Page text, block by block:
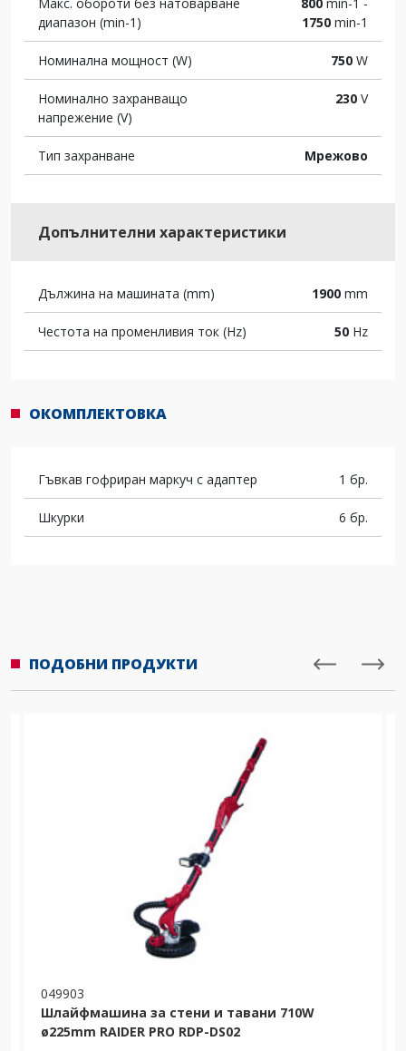
диапазон (min-1)
1750 min-1
Номинална мощност (W) 750 W
Номинално захранващо
напрежение (V)
230 V
Тип захранване Мрежово
Допълнителни характеристики
Дължина на машината (mm) 1900 mm
Честота на променливия ток (Hz) 50 Hz
ОКОМПЛЕКТОВКА
Гъвкав гофриран маркуч с адаптер 1 бр.
Шкурки 6 бр.
ПОДОБНИ ПРОДУКТИ
049903
Шлайфмашина за стени и тавани 710W
ø225mm RAIDER PRO RDP-DS02